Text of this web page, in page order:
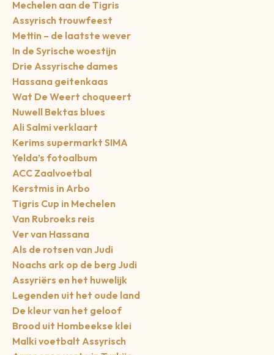
Mechelen aan de Tigris
Assyrisch trouwfeest
Mettin – de laatste wever
In de Syrische woestijn
Drie Assyrische dames
Hassana geitenkaas
Wat De Weert choqueert
Nuwell Bektas blues
Ali Salmi verklaart
Kerims supermarkt SIMA
Yelda’s fotoalbum
ACC Zaalvoetbal
Kerstmis in Arbo
Tigris Cup in Mechelen
Van Rubroeks reis
Ver van Hassana
Als de rotsen van Judi
Noachs ark op de berg Judi
Assyriërs en het huwelijk
Legenden uit het oude land
De kleur van het geloof
Brood uit Hombeekse klei
Malki voetbalt Assyrisch